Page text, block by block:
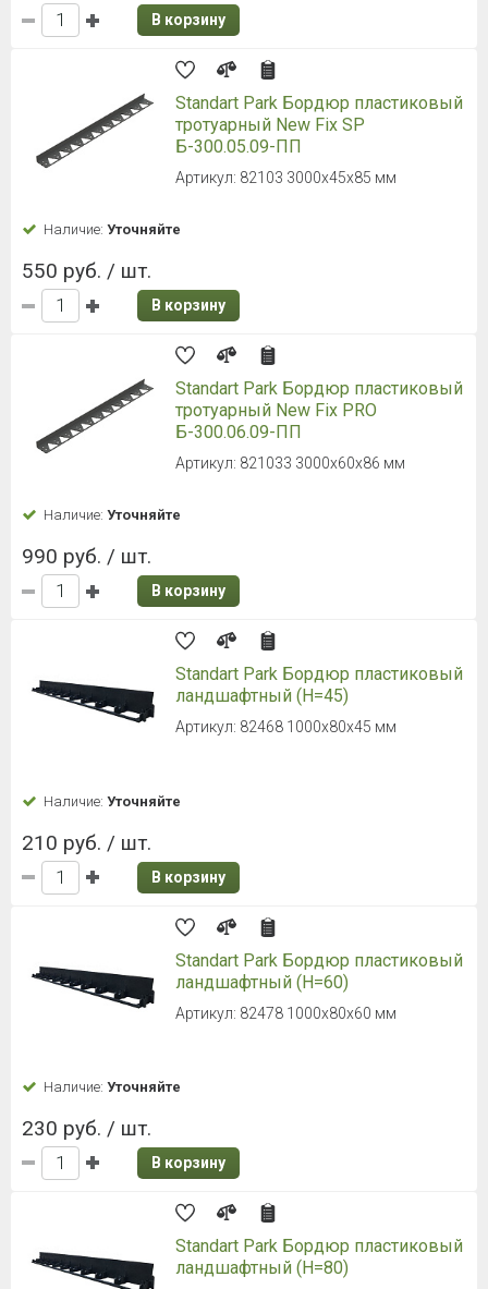
В корзину
Standart Park Бордюр пластиковый
тротуарный New Fix SP
Б-300.05.09-ПП
Артикул: 82103 3000х45х85 мм
Наличие: Уточняйте
550 руб. / шт.
В корзину
Standart Park Бордюр пластиковый
тротуарный New Fix PRO
Б-300.06.09-ПП
Артикул: 821033 3000х60х86 мм
Наличие: Уточняйте
990 руб. / шт.
В корзину
Standart Park Бордюр пластиковый
ландшафтный (H=45)
Артикул: 82468 1000х80х45 мм
Наличие: Уточняйте
210 руб. / шт.
В корзину
Standart Park Бордюр пластиковый
ландшафтный (H=60)
Артикул: 82478 1000х80х60 мм
Наличие: Уточняйте
230 руб. / шт.
В корзину
Standart Park Бордюр пластиковый
ландшафтный (H=80)